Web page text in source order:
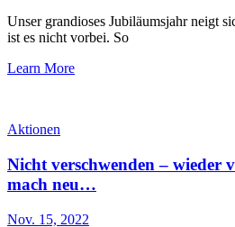
Unser grandioses Jubiläumsjahr neigt
ist es nicht vorbei. So
Learn More
Aktionen
Nicht verschwenden – wieder
mach neu…
Nov. 15, 2022